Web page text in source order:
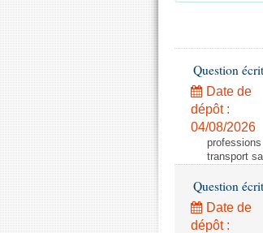
Question
Date de
dépôt :
04/08/2026
transport
Question
Date de
dépôt :